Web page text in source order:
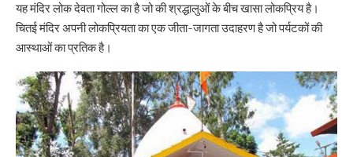
यह मंदिर लोक देवता गोल्ल का है जो की श्रद्धालुओं के बीच खासा लोकप्रिय है।
चितई मंदिर अपनी लोकप्रियता का एक जीता-जागता उदाहरण है जो पर्यटकों की
आस्थाओं का प्रतिक है।